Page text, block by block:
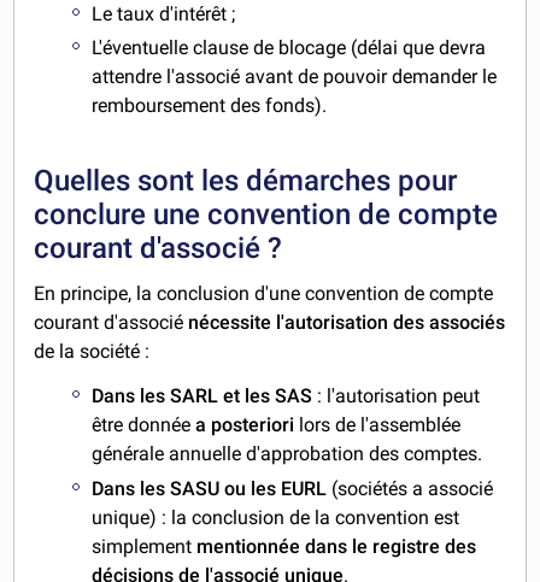
Le taux d'intérêt ;
L'éventuelle clause de blocage (délai que devra
attendre l'associé avant de pouvoir demander le
remboursement des fonds).
Quelles sont les démarches pour
conclure une convention de compte
courant d'associé ?
En principe, la conclusion d'une convention de compte
courant d'associé nécessite l'autorisation des associés
de la société :
Dans les SARL et les SAS : l'autorisation peut
être donnéea posteriori lors de l'assemblée
générale annuelle d'approbation des comptes.
Dans les SASU ou les EURL (sociétés a associé
unique) : la conclusion de la convention est
simplement mentionnée dans le registre des
décisions de l'associé unique.